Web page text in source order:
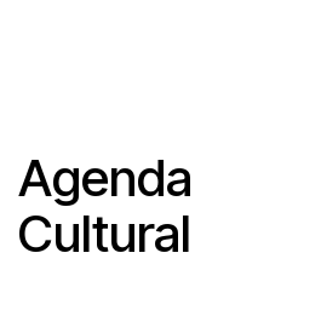
Agenda
Cultural